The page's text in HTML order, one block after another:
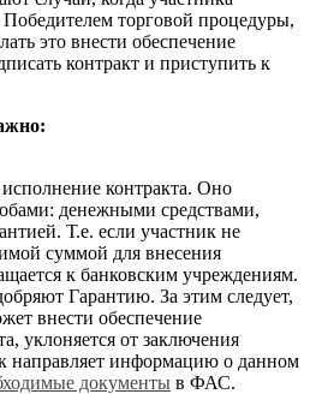
торговой процедуры,
это внести обеспечение
контракт и приступить к
контракта. Оно
денежными средствами,
Т.е. если участник не
суммой для внесения
к банковским учреждениям.
Гарантию. За этим следует,
внести обеспечение
уклоняется от заключения
направляет информацию о данном
документы в ФАС.